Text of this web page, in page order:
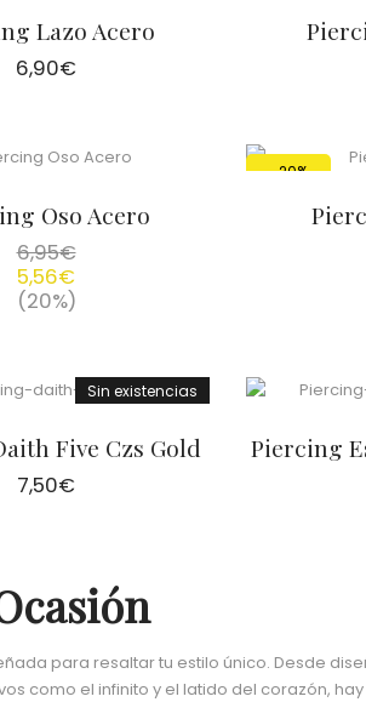
Lazo Acero
6,90€
Oso Acero
6,95€
5,56€
(20%)
-20%
Sin existencias
Five Czs Gold
7,50€
Piercing
para resaltar tu estilo único. Desde
como el infinito y el latido del corazón,